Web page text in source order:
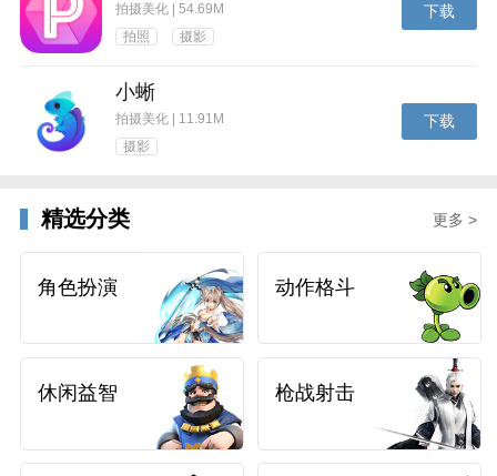
拍摄美化 | 54.69M
拍照
摄影
下载
小蜥
拍摄美化 | 11.91M
摄影
下载
精选分类 更多 >
角色扮演 动作格斗
休闲益智 枪战射击